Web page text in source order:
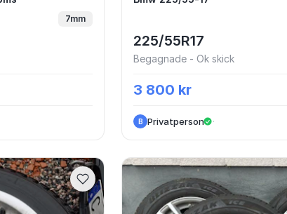
7mm
225/55R17
Begagnade - Ok skick
3 800 kr
B Privatperson ·